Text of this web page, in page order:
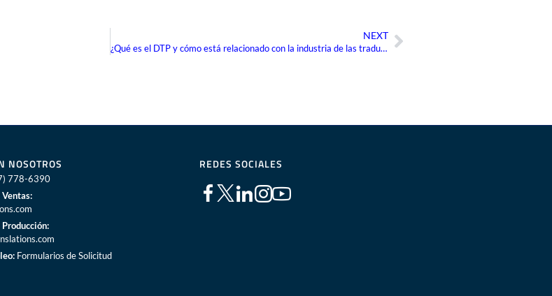
NEXT
¿Qué es el DTP y cómo está relacionado con la industria de las traducciones? Siguiente
NOSOTROS
778-6390
Formularios de Solicitud
REDES SOCIALES